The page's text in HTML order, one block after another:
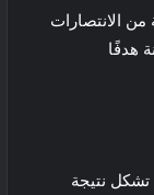
الانتصارات
هدفًا
نتيجة